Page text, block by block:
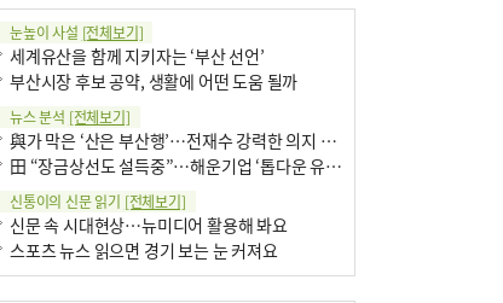
눈높이 사설 [전체보기]
세계유산을 함께 지키자는 ‘부산 선언’
부산시장 후보 공약, 생활에 어떤 도움 될까
뉴스 분석 [전체보기]
與가 막은 ‘산은 부산행’…전재수 강력한 의지 표명 없인 공염불
田 “장금상선도 설득중”…해운기업 ‘톱다운 유치전’ 가속
신통이의 신문 읽기 [전체보기]
신문 속 시대현상…뉴미디어 활용해 봐요
스포츠 뉴스 읽으면 경기 보는 눈 커져요